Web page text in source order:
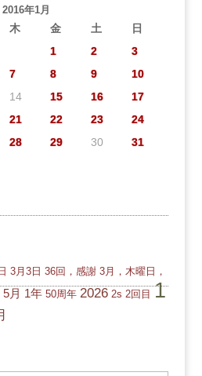
2016年1月
木 金 土
日
1
2
3
7 8 9
10
14 15 16
17
21 22 23
24
28 29 30 31
3月3日 36回，感謝 3月，木曜日，
5月 1年 50周年 2026 2s 2回目 1